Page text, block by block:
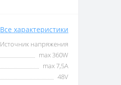
Все характеристики
Источник напряжения
max 360W
max 7,5А
48V